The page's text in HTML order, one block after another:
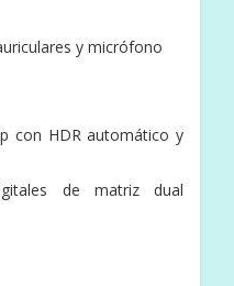
y micrófono
con HDR automático y
de matriz dual